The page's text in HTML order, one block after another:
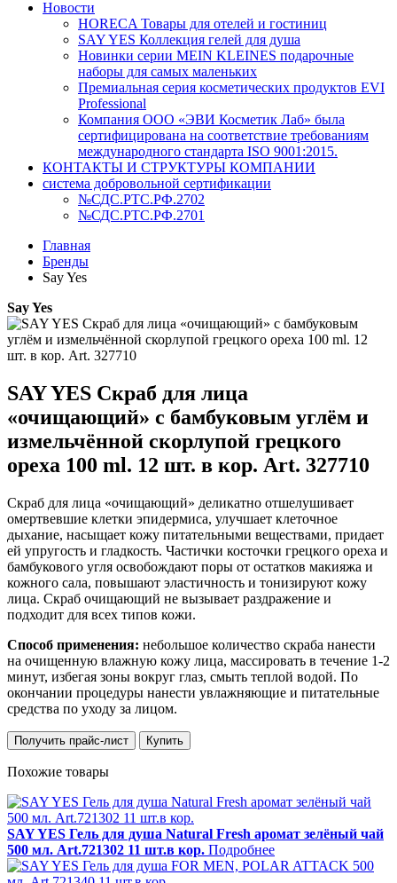
Новости
HORECA Товары для отелей и гостиниц
SAY YES Коллекция гелей для душа
Новинки серии MEIN KLEINES подарочные
наборы для самых маленьких
Премиальная серия косметических продуктов EVI
Professional
Компания ООО «ЭВИ Косметик Лаб» была
сертифицирована на соответствие требованиям
международного стандарта ISO 9001:2015.
КОНТАКТЫ И СТРУКТУРЫ КОМПАНИИ
система добровольной сертификации
№СДС.РТС.РФ.2702
№СДС.РТС.РФ.2701
Главная
Бренды
Say Yes
Say Yes
SAY YES Скраб для лица
«очищающий» с бамбуковым углём и
измельчённой скорлупой грецкого
ореха 100 ml. 12 шт. в кор. Art. 327710
Скраб для лица «очищающий» деликатно отшелушивает
омертвевшие клетки эпидермиса, улучшает клеточное
дыхание, насыщает кожу питательными веществами, придает
ей упругость и гладкость. Частички косточки грецкого ореха и
бамбукового угля освобождают поры от остатков макияжа и
кожного сала, повышают эластичность и тонизируют кожу
лица. Скраб очищающий не вызывает раздражение и
подходит для всех типов кожи.
Способ применения: небольшое количество скраба нанести
на очищенную влажную кожу лица, массировать в течение 1-2
минут, избегая зоны вокруг глаз, смыть теплой водой. По
окончании процедуры нанести увлажняющие и питательные
средства по уходу за лицом.
Получить прайс-лист Купить
Похожие товары
SAY YES Гель для душа Natural Fresh аромат зелёный чай
500 мл. Art.721302 11 шт.в кор. Подробнее